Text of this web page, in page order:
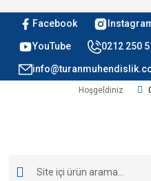
Facebook
YouTube 0212 250
Hoşgeldiniz